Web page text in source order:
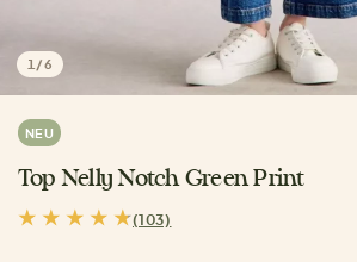
1 /6
NEU
Top Nelly Notch Green Print
(103)